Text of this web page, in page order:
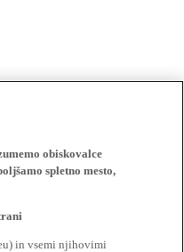
obiskovalce
spletno mesto,
in vsemi njihovimi